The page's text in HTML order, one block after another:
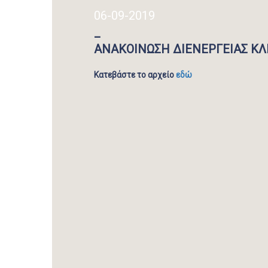
06-09-2019
_
ΑΝΑΚΟΙΝΩΣΗ ΔΙΕΝΕΡΓΕΙΑΣ
Κατεβάστε το αρχείοεδώ